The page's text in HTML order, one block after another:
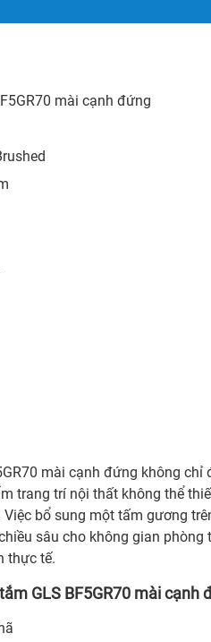
mài cạnh đứng
mài cạnh đứng không chỉ
trang trí nội thất không thể
bổ sung một tấm gương
sâu cho không gian phòng
thực tế.
GLS BF5GR70 mài cạnh